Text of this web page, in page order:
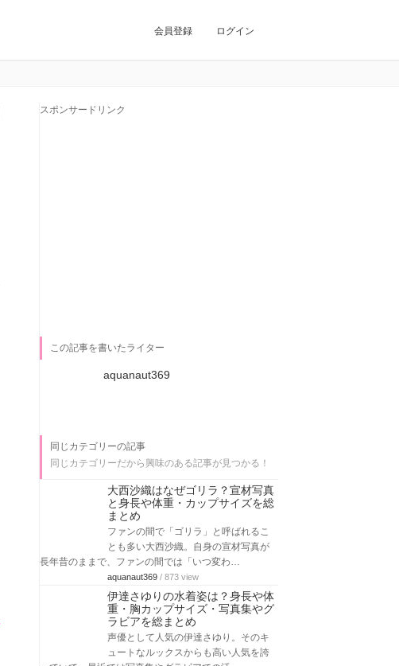
会員登録 ログイン
スポンサードリンク
この記事を書いたライター
aquanaut369
同じカテゴリーの記事
同じカテゴリーだから興味のある記事が見つかる！
大西沙織はなぜゴリラ？宣材写真
と身長や体重・カップサイズを総
まとめ
ファンの間で「ゴリラ」と呼ばれるこ
とも多い大西沙織。自身の宣材写真が
長年昔のままで、ファンの間では「いつ変わ…
aquanaut369 / 873 view
伊達さゆりの水着姿は？身長や体
重・胸カップサイズ・写真集やグ
ラビアを総まとめ
声優として人気の伊達さゆり。そのキ
ュートなルックスからも高い人気を誇